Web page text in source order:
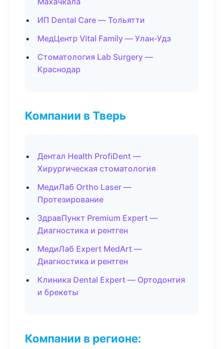
ИП Dental Care — Тольятти
МедЦентр Vital Family — Улан-Удэ
Стоматология Lab Surgery —
Краснодар
Компании в Тверь
Дентал Health ProfiDent —
Хирургическая стоматология
МедиЛаб Ortho Laser —
Протезирование
ЗдравПункт Premium Expert —
Диагностика и рентген
МедиЛаб Expert MedArt —
Диагностика и рентген
Клиника Dental Expert — Ортодонтия
и брекеты
Компании в регионе: